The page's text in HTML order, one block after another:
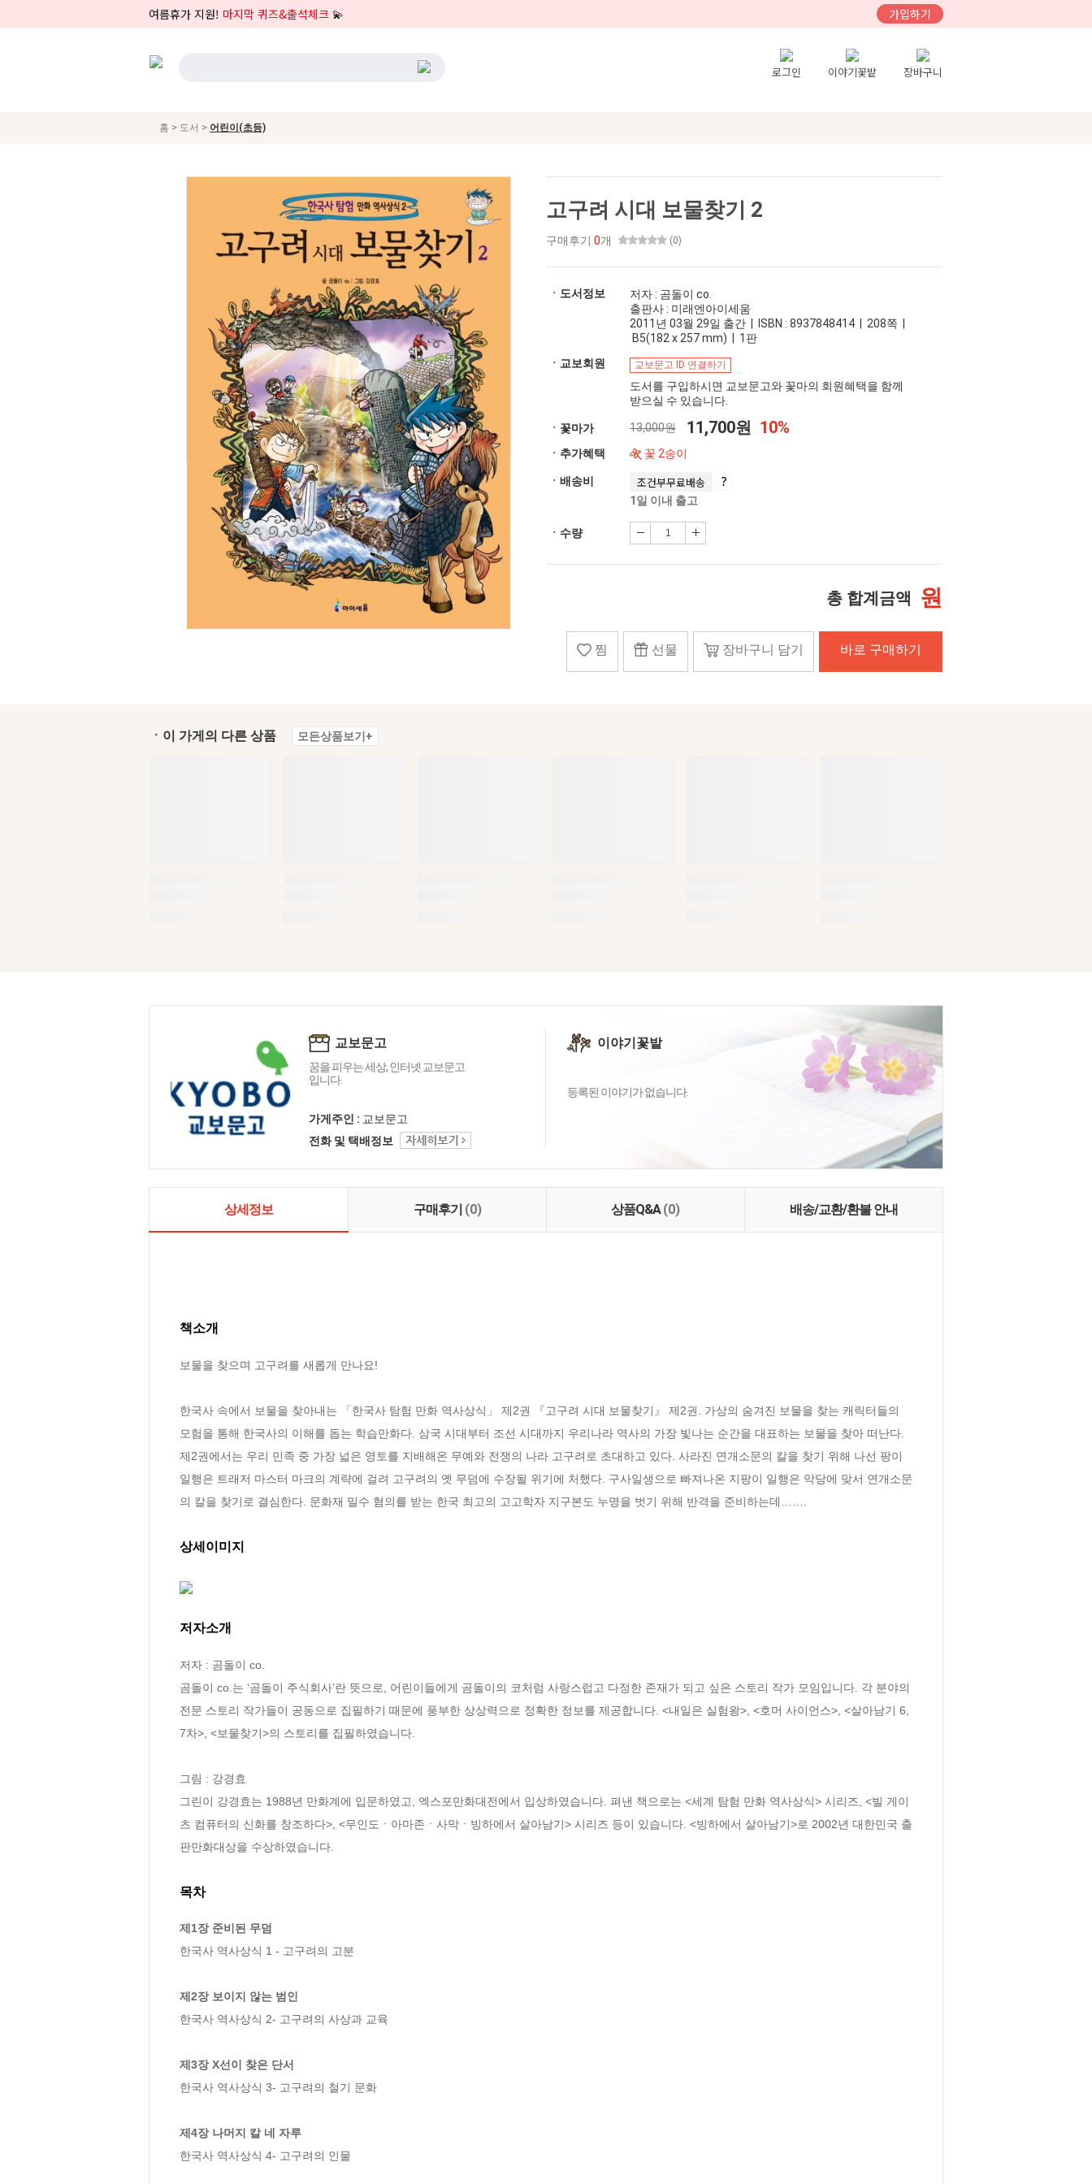
여름휴가 지원! 마지막 퀴즈&출석체크 💫 가입하기
로그인 이야기꽃밭 장바구니
홈 > 도서 > 어린이(초등)
고구려 시대 보물찾기 2
구매후기 0개 (0)
ㆍ도서정보
저자 : 곰돌이 co.
출판사 : 미래엔아이세움
2011년 03월 29일 출간 | ISBN : 8937848414 | 208쪽 |
B5(182 x 257 mm) | 1판
ㆍ교보회원
교보문고 ID 연결하기
도서를 구입하시면 교보문고와 꽃마의 회원혜택을 함께
받으실 수 있습니다.
ㆍ꽃마가 13,000원 11,700원 10%
ㆍ추가혜택 꽃 2송이
ㆍ배송비 조건부무료배송
1일 이내 출고
ㆍ수량
총 합계금액 원
찜 선물 장바구니 담기 바로 구매하기
ㆍ이 가게의 다른 상품 모든상품보기+
교보문고
꿈을 피우는 세상, 인터넷 교보문고
입니다.
가게주인 : 교보문고
전화 및 택배정보
이야기꽃밭
등록된 이야기가 없습니다.
상세정보 구매후기 (0) 상품Q&A(0) 배송/교환/환불 안내
책소개
보물을 찾으며 고구려를 새롭게 만나요!
한국사 속에서 보물을 찾아내는 「한국사 탐험 만화 역사상식」 제2권 『고구려 시대 보물찾기』 제2권. 가상의 숨겨진 보물을 찾는 캐릭터들의
모험을 통해 한국사의 이해를 돕는 학습만화다. 삼국 시대부터 조선 시대까지 우리나라 역사의 가장 빛나는 순간을 대표하는 보물을 찾아 떠난다.
제2권에서는 우리 민족 중 가장 넓은 영토를 지배해온 무예와 전쟁의 나라 고구려로 초대하고 있다. 사라진 연개소문의 칼을 찾기 위해 나선 팡이
일행은 트래저 마스터 마크의 계략에 걸려 고구려의 옛 무덤에 수장될 위기에 처했다. 구사일생으로 빠져나온 지팡이 일행은 악당에 맞서 연개소문
의 칼을 찾기로 결심한다. 문화재 밀수 혐의를 받는 한국 최고의 고고학자 지구본도 누명을 벗기 위해 반격을 준비하는데…….
상세이미지
저자소개
저자 : 곰돌이 co.
곰돌이 co.는 ‘곰돌이 주식회사’란 뜻으로, 어린이들에게 곰돌이의 코처럼 사랑스럽고 다정한 존재가 되고 싶은 스토리 작가 모임입니다. 각 분야의
전문 스토리 작가들이 공동으로 집필하기 때문에 풍부한 상상력으로 정확한 정보를 제공합니다. <내일은 실험왕>, <호머 사이언스>, <살아남기 6,
7차>, <보물찾기>의 스토리를 집필하였습니다.
그림 : 강경효
그린이 강경효는 1988년 만화계에 입문하였고, 엑스포만화대전에서 입상하였습니다. 펴낸 책으로는 <세계 탐험 만화 역사상식> 시리즈, <빌 게이
츠 컴퓨터의 신화를 창조하다>, <무인도ㆍ아마존ㆍ사막ㆍ빙하에서 살아남기> 시리즈 등이 있습니다. <빙하에서 살아남기>로 2002년 대한민국 출
판만화대상을 수상하였습니다.
목차
제1장 준비된 무덤
한국사 역사상식 1 - 고구려의 고분
제2장 보이지 않는 범인
한국사 역사상식 2- 고구려의 사상과 교육
제3장 X선이 찾은 단서
한국사 역사상식 3- 고구려의 철기 문화
제4장 나머지 칼 네 자루
한국사 역사상식 4- 고구려의 인물